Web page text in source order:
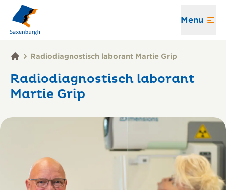
Menu
Radiodiagnostisch laborant Martie Grip
Radiodiagnostisch laborant
Martie Grip